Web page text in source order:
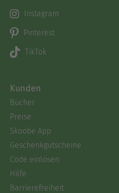
Instagram
Pinterest
TikTok
Kunden
Bücher
Preise
Skoobe App
Geschenkgutscheine
Code einlösen
Hilfe
Barrierefreiheit